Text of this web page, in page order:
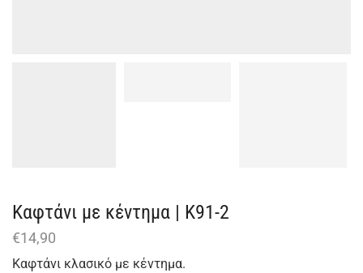
Καφτάνι με κέντημα | Κ91-2
€14,90
Καφτάνι κλασικό με κέντημα.